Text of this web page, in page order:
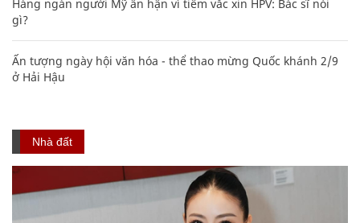
Hàng ngàn người Mỹ ân hận vì tiêm vắc xin HPV: Bác sĩ nói
gì?
Ấn tượng ngày hội văn hóa - thể thao mừng Quốc khánh 2/9
ở Hải Hậu
Nhà đất